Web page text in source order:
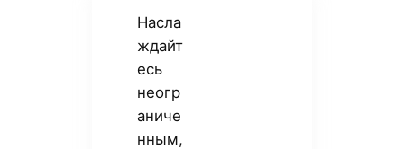
Насла
ждайт
есь
неогр
аниче
нным,